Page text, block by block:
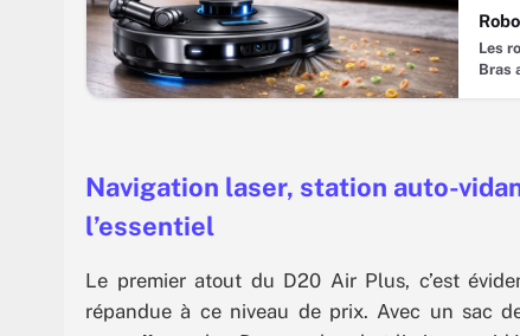
Les
Bras
Navigation laser, station auto-
l’essentiel
Le premier atout du D20 Air Plus, c’est
répandue à ce niveau de prix. Avec un sac